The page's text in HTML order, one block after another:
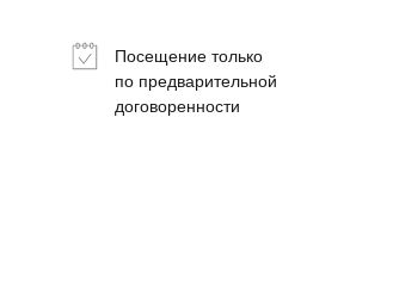
Посещение только
по предварительной
договоренности